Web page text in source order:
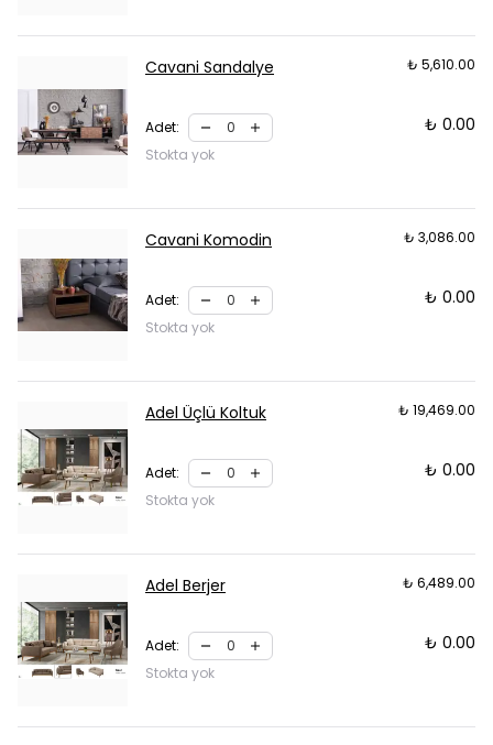
Cavani Sandalye ₺ 5,610.00
Adet: ₺ 0.00
Stokta yok
Cavani Komodin ₺ 3,086.00
Adet: ₺ 0.00
Stokta yok
Adel Üçlü Koltuk ₺ 19,469.00
Adet: ₺ 0.00
Stokta yok
Adel Berjer ₺ 6,489.00
Adet: ₺ 0.00
Stokta yok